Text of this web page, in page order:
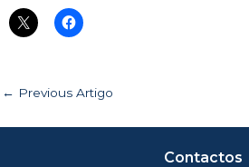
← Previous Artigo
Contactos